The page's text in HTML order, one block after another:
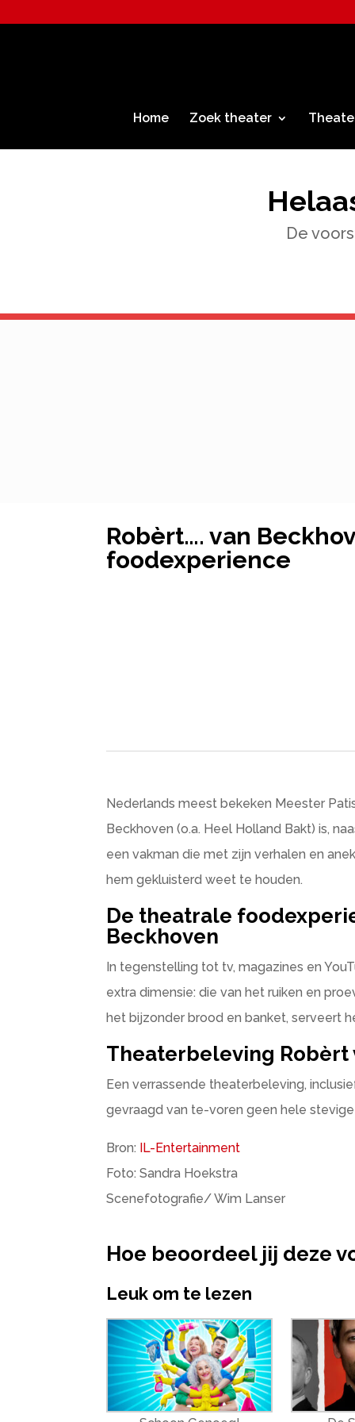
Home Zoek theater
De
Robèrt…. van
foodexperience
Nederlands meest bekeken Meester
Beckhoven (o.a. Heel Holland Bakt) is,
een vakman die met zijn verhalen en
hem gekluisterd weet te houden.
De theatrale
Beckhoven
In tegenstelling tot tv, magazines en
extra dimensie: die van het ruiken en
het bijzonder brood en banket, serveert
Theaterbeleving Robèrt
Een verrassende theaterbeleving,
gevraagd van te-voren geen hele
Bron: IL-Entertainment
Foto: Sandra Hoekstra
Scenefotografie/ Wim Lanser
Hoe beoordeel jij deze
Leuk om te lezen